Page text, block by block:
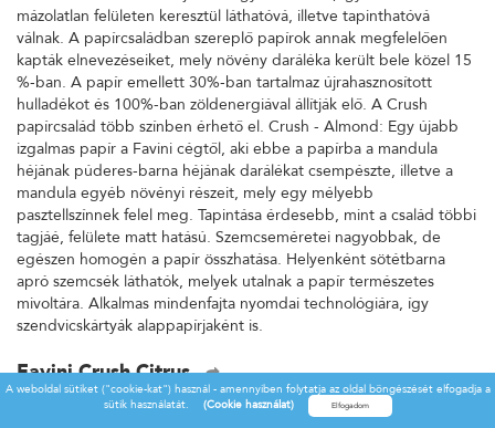
mázolatlan felületen keresztül láthatóvá, illetve tapinthatóvá
válnak. A papírcsaládban szereplő papírok annak megfelelően
kapták elnevezéseiket, mely növény daráléka került bele közel 15
%-ban. A papír emellett 30%-ban tartalmaz újrahasznosított
hulladékot és 100%-ban zöldenergiával állítják elő. A Crush
papírcsalád több színben érhető el. Crush - Almond: Egy újabb
izgalmas papír a Favini cégtől, aki ebbe a papírba a mandula
héjának púderes-barna héjának darálékat csempészte, illetve a
mandula egyéb növényi részeit, mely egy mélyebb
pasztellszínnek felel meg. Tapintása érdesebb, mint a család többi
tagjáé, felülete matt hatású. Szemcseméretei nagyobbak, de
egészen homogén a papír összhatása. Helyenként sötétbarna
apró szemcsék láthatók, melyek utalnak a papír természetes
mivoltára. Alkalmas mindenfajta nyomdai technológiára, így
szendvicskártyák alappapírjaként is.
Favini Crush Citrus
Favini Crush - 250g/350g A Crush egy környezetbarát
papírcsalád, melynél különböző gyümölcsök és növények
A weboldal sütiket ("cookie-kat") használ - amennyiben folytatja az oldal böngészését elfogadja a
sütik használatát.
(Cookie használat)